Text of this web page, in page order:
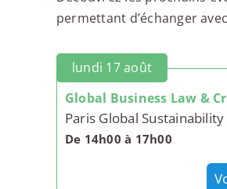
permettant d’échanger
lundi 17 août
Global Business Law &
Paris Global
De 14h00 à 17h00